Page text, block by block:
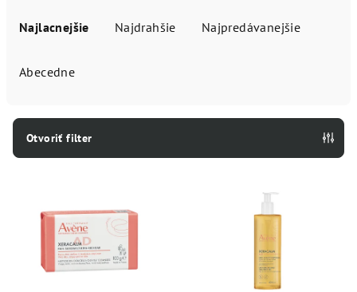
p
Najlacnejšie Najdrahšie Najpredávanejšie
Abecedne
Otvoriť filter